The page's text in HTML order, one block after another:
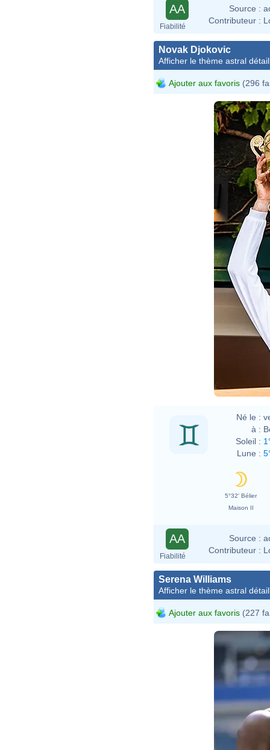
AA
Fiabilité
Source :
Contributeur :
Novak Djokovic
Afficher le thème astral
Ajouter aux favoris (296
Né le :
à :
Soleil :
Lune :
5°32' Bélier
Maison II
AA
Fiabilité
Source :
Contributeur :
Serena Williams
Afficher le thème astral
Ajouter aux favoris (227